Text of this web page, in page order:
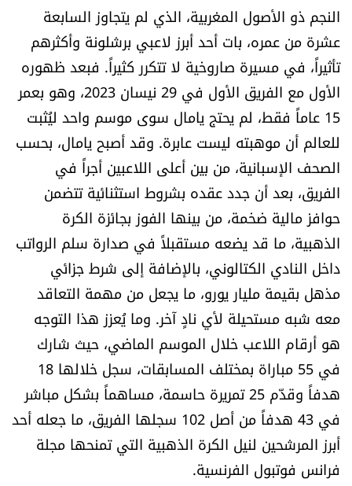
العالم
الصحافة الإسرائيلية
ثقافة وفنون
فصل من كتاب
اقرأ تضحك
كاميرا
سجالات
صحّة وصحن
الرياضة
منوّعات
حظّك اليوم
النجم ذو الأصول المغربية، الذي لم يتجاوز السابعة
عشرة من عمره، بات أحد أبرز لاعبي برشلونة وأكثرهم
تأثيراً، في مسيرة صاروخية لا تتكرر كثيراً. فبعد ظهوره
الأول مع الفريق الأول في 29 نيسان 2023، وهو بعمر
15 عاماً فقط، لم يحتج يامال سوى موسم واحد ليُثبت
للعالم أن موهبته ليست عابرة. وقد أصبح يامال، بحسب
الصحف الإسبانية، من بين أعلى اللاعبين أجراً في
الفريق، بعد أن جدد عقده بشروط استثنائية تتضمن
حوافز مالية ضخمة، من بينها الفوز بجائزة الكرة
الذهبية، ما قد يضعه مستقبلاً في صدارة سلم الرواتب
داخل النادي الكتالوني، بالإضافة إلى شرط جزائي
مذهل بقيمة مليار يورو، ما يجعل من مهمة التعاقد
معه شبه مستحيلة لأي نادٍ آخر. وما يُعزز هذا التوجه
هو أرقام اللاعب خلال الموسم الماضي، حيث شارك
في 55 مباراة بمختلف المسابقات، سجل خلالها 18
هدفاً وقدّم 25 تمريرة حاسمة، مساهماً بشكل مباشر
في 43 هدفاً من أصل 102 سجلها الفريق، ما جعله أحد
أبرز المرشحين لنيل الكرة الذهبية التي تمنحها مجلة
فرانس فوتبول الفرنسية.